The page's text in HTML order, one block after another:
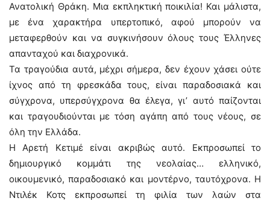
Ανατολική Θράκη. Μια εκπληκτική ποικιλία! Και μάλιστα,
με ένα χαρακτήρα υπερτοπικό, αφού μπορούν να
μεταφερθούν και να συγκινήσουν όλους τους Έλληνες
απανταχού και διαχρονικά.
Τα τραγούδια αυτά, μέχρι σήμερα, δεν έχουν χάσει ούτε
ίχνος από τη φρεσκάδα τους, είναι παραδοσιακά και
σύγχρονα, υπερσύγχρονα θα έλεγα, γι’ αυτό παίζονται
και τραγουδιούνται με τόση αγάπη από τους νέους, σε
όλη την Ελλάδα.
Η Αρετή Κετιμέ είναι ακριβώς αυτό. Εκπροσωπεί το
δημιουργικό κομμάτι της νεολαίας… ελληνικό,
οικουμενικό, παραδοσιακό και μοντέρνο, ταυτόχρονα. Η
Ντιλέκ Κοτς εκπροσωπεί τη φιλία των λαών στα